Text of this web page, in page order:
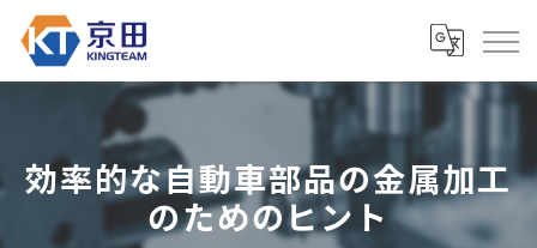
効率的な自動車部品の金属加工
のためのヒント